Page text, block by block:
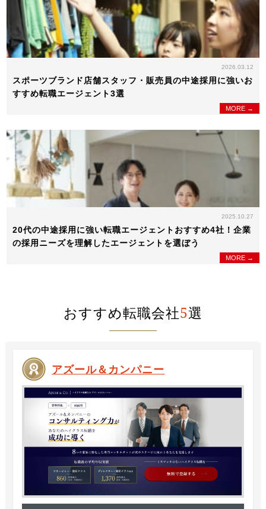
2026.03.12
スポーツブランド店舗スタッフ・販売員の中途採用に強いお
すすめ転職エージェント3選
MORE →
2025.10.27
20代の中途採用に強い転職エージェントおすすめ4社！企業
の採用ニーズを理解したエージェントを選ぼう
MORE →
おすすめ転職会社5選
アズール＆カンパニー